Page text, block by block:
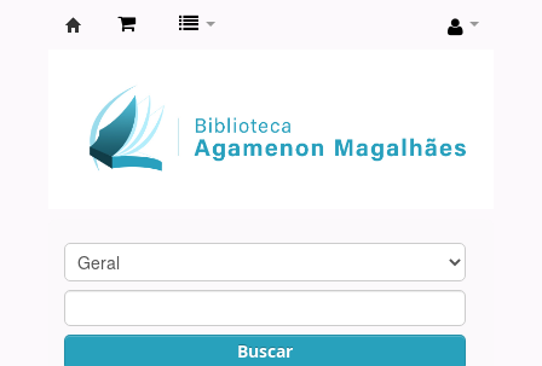
Agamenon
Magalhães
Buscar